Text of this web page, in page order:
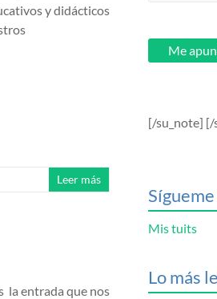
y didácticos
Leer más
la entrada que nos
email.
Me
[/su_note] [/
Mis tuits
Lo más